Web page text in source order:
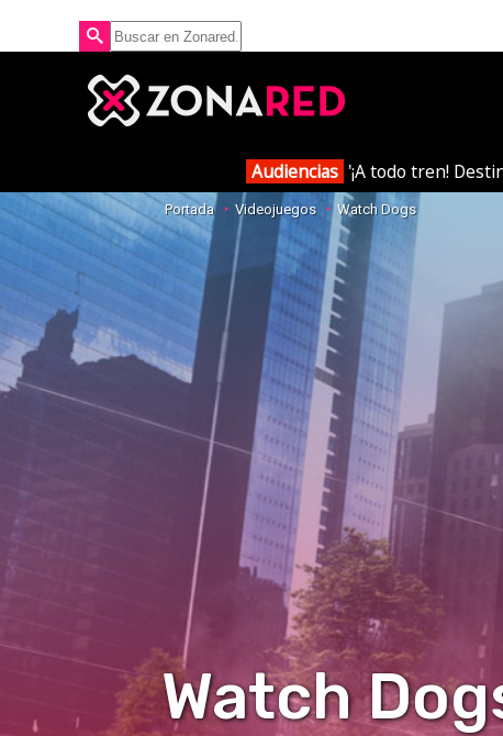
Audiencias '¡A todo tren!
Portada Videojuegos Watch Dogs
Watch